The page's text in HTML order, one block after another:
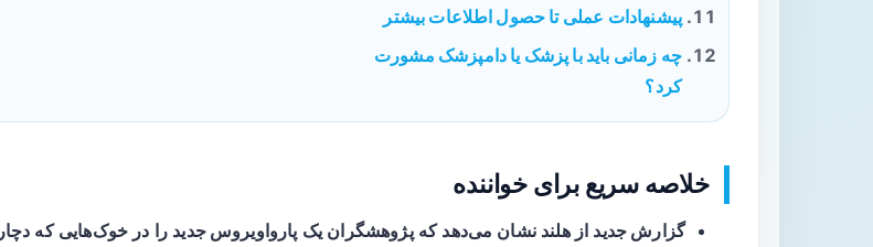
پیشنهادات عملی تا حصول اطلاعات بیشتر
چه زمانی باید با پزشک یا دامپزشک مشورت
کرد؟
خلاصه سریع برای خواننده
گزارش جدید از هلند نشان می‌دهد که پژوهشگران یک پارواویروس جدید را در خوک‌هایی که دچار